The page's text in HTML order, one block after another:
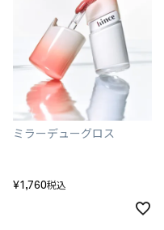
ミラーデューグロス
¥1,760税込